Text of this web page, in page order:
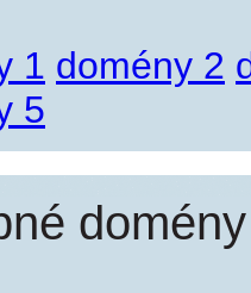
1 domény 2
5